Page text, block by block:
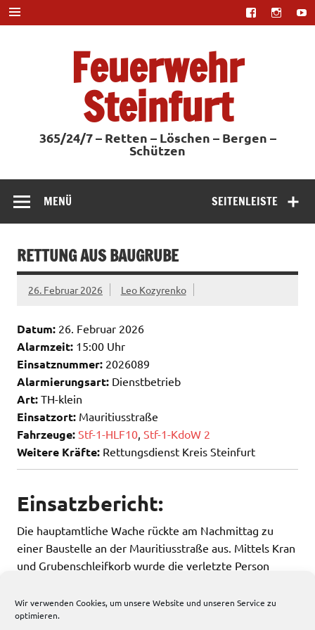
Wir verwenden Cookies, um unsere Website und unseren Service zu
optimieren.
Zum
Inhalt
springen
Feuerwehr
Steinfurt
365/24/7 – Retten – Löschen – Bergen –
Schützen
SEITENLEISTE
MENÜ
RETTUNG AUS BAUGRUBE
26. Februar 2026 Leo Kozyrenko
Datum: 26. Februar 2026
Alarmzeit: 15:00 Uhr
Einsatznummer: 2026089
Alarmierungsart: Dienstbetrieb
Art: TH-klein
Einsatzort: Mauritiusstraße
Fahrzeuge: Stf-1-HLF10 Stf-1-KdoW 2
Weitere Kräfte: Rettungsdienst Kreis Steinfurt
Einsatzbericht:
Die hauptamtliche Wache rückte am Nachmittag zu
einer Baustelle an der Mauritiusstraße aus. Mittels Kran
und Grubenschleifkorb wurde die verletzte Person
342 total views